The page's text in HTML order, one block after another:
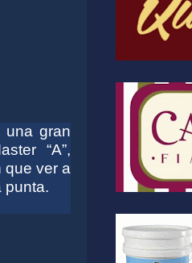
una gran
“A”,
que ver a
punta.